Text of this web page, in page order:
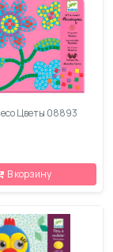
Цветы 08893
В корзину